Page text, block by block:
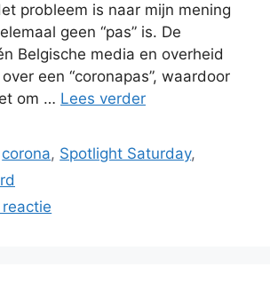
probleem is naar mijn mening
geen “pas” is. De
Belgische media en overheid
een “coronapas”, waardoor
om … Lees verder
corona, Spotlight Saturday,